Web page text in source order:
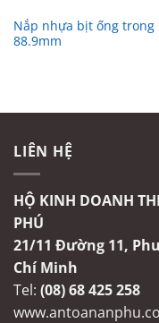
Nắp nhựa bịt ống trong
88.9mm
LIÊN HỆ
HỘ KINH DOANH
PHÚ
21/11 Đường 11,
Chí Minh
Tel: (08) 68 425 258